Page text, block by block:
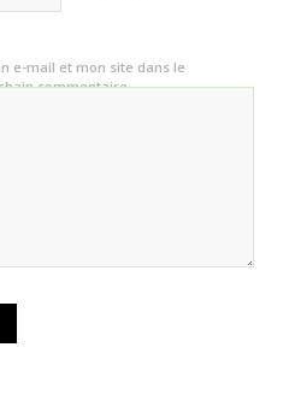
e-mail et mon site dans le
commentaire.